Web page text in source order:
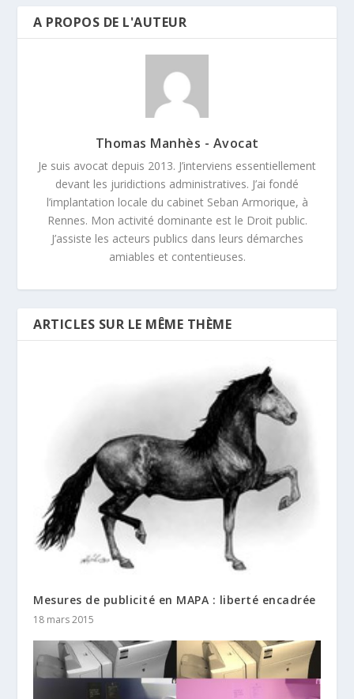
A PROPOS DE L'AUTEUR
Thomas Manhès - Avocat
Je suis avocat depuis 2013. J’interviens essentiellement
devant les juridictions administratives. J’ai fondé
l’implantation locale du cabinet Seban Armorique, à
Rennes. Mon activité dominante est le Droit public.
J’assiste les acteurs publics dans leurs démarches
amiables et contentieuses.
ARTICLES SUR LE MÊME THÈME
Mesures de publicité en MAPA : liberté encadrée
18 mars 2015